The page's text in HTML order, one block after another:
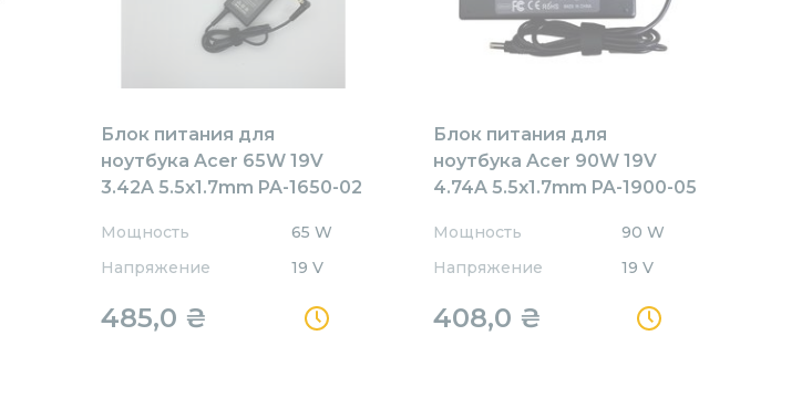
Блок питания для
ноутбука Acer 65W 19V
3.42A 5.5x1.7mm PA-1650-02
Мощность
65 W
Напряжение
19 V
485,0 ₴
Блок питания для
ноутбука Acer 90W 19V
4.74A 5.5x1.7mm PA-1900-05
Мощность
90 W
Напряжение
19 V
408,0 ₴